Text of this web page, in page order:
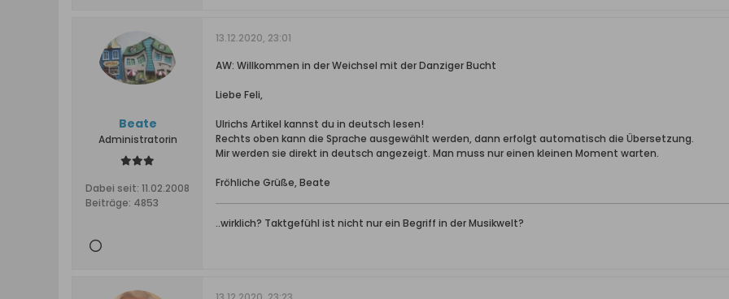
Beate
Administratorin
Dabei seit: 11.02.2008
Beiträge: 4853
13.12.2020, 23:01
AW: Willkommen in der Weichsel mit der Danziger Bucht
Liebe Feli,
Ulrichs Artikel kannst du in deutsch lesen!
Rechts oben kann die Sprache ausgewählt werden, dann erfolgt automatisch die Übersetzung.
Mir werden sie direkt in deutsch angezeigt. Man muss nur einen kleinen Moment warten.
Fröhliche Grüße, Beate
..wirklich? Taktgefühl ist nicht nur ein Begriff in der Musikwelt?